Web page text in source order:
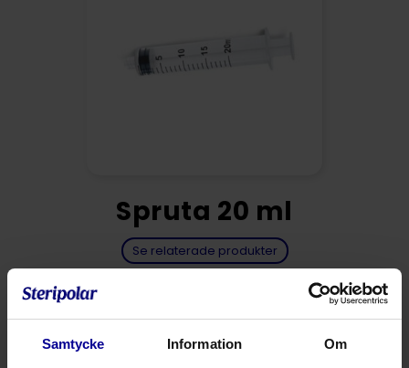
Samtycke Information Om
Spruta 20 ml
Se relaterade produkter
Steril
Luer Lock